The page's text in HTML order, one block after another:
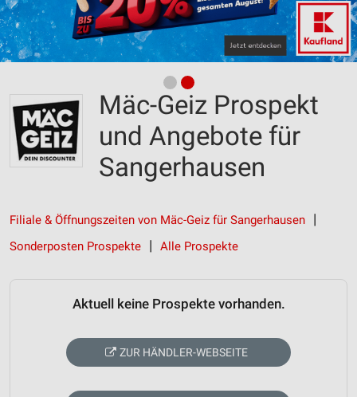
Mäc-Geiz Prospekt
und Angebote für
Sangerhausen
Filiale & Öffnungszeiten von Mäc-Geiz für Sangerhausen
Sonderposten Prospekte
Alle Prospekte
Aktuell keine Prospekte vorhanden.
ZUR HÄNDLER-WEBSEITE